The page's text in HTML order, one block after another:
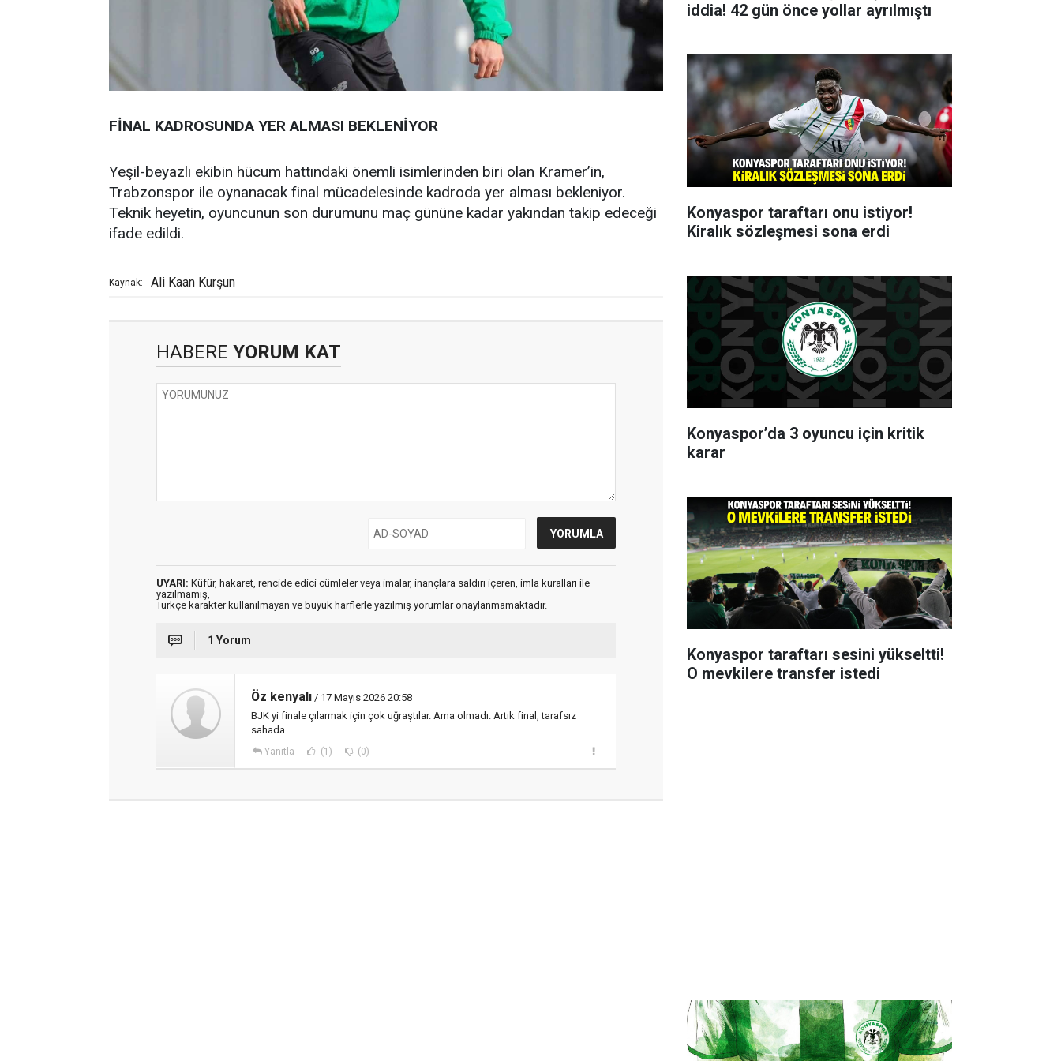
FİNAL KADROSUNDA YER ALMASI BEKLENİYOR
Yeşil-beyazlı ekibin hücum hattındaki önemli isimlerinden biri olan Kramer’in,
Trabzonspor ile oynanacak final mücadelesinde kadroda yer alması bekleniyor.
Teknik heyetin, oyuncunun son durumunu maç gününe kadar yakından takip edeceği
ifade edildi.
Kaynak: Ali Kaan Kurşun
HABERE YORUM KAT
UYARI: Küfür, hakaret, rencide edici cümleler veya imalar, inançlara saldırı içeren, imla kuralları ile
yazılmamış,
Türkçe karakter kullanılmayan ve büyük harflerle yazılmış yorumlar onaylanmamaktadır.
1 Yorum
Öz kenyalı / 17 Mayıs 2026 20:58
BJK yi finale çılarmak için çok uğraştılar. Ama olmadı. Artık final, tarafsız
sahada.
Yanıtla (1) (0)
iddia! 42 gün önce yollar ayrılmıştı
Konyaspor taraftarı onu istiyor!
Kiralık sözleşmesi sona erdi
Konyaspor’da 3 oyuncu için kritik
karar
Konyaspor taraftarı sesini yükseltti!
O mevkilere transfer istedi